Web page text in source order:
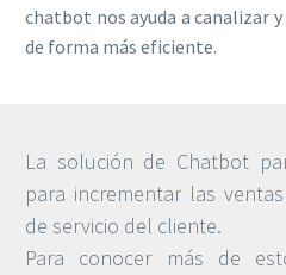
chatbot nos ayuda a canalizar
de forma más eficiente.
La solución de Chatbot
para incrementar las
de servicio del cliente.
Para conocer más de